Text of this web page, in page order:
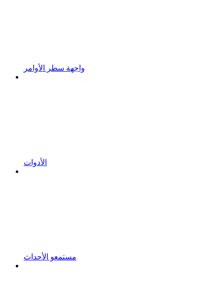
واجهة سطر الأوامر
الأدوات
مستمعو الأحداث